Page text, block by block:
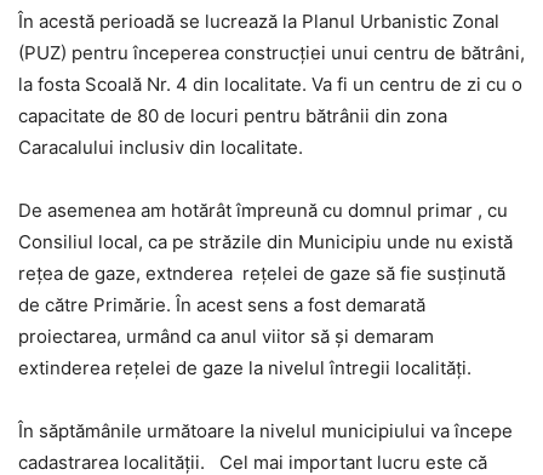
În acestă perioadă se lucrează la Planul Urbanistic Zonal
(PUZ) pentru începerea construcţiei unui centru de bătrâni,
la fosta Scoală Nr. 4 din localitate. Va fi un centru de zi cu o
capacitate de 80 de locuri pentru bătrânii din zona
Caracalului inclusiv din localitate.
De asemenea am hotărât împreună cu domnul primar , cu
Consiliul local, ca pe străzile din Municipiu unde nu există
reţea de gaze, extnderea reţelei de gaze să fie susţinută
de către Primărie. În acest sens a fost demarată
proiectarea, urmând ca anul viitor să şi demaram
extinderea reţelei de gaze la nivelul întregii localităţi.
În săptămânile următoare la nivelul municipiului va începe
cadastrarea localităţii. Cel mai important lucru este că